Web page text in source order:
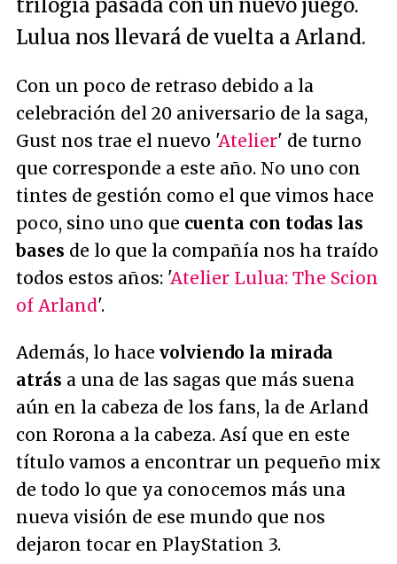
trilogía pasada con un nuevo juego.
Lulua nos llevará de vuelta a Arland.
Con un poco de retraso debido a la
celebración del 20 aniversario de la saga,
Gust nos trae el nuevo 'Atelier' de turno
que corresponde a este año. No uno con
tintes de gestión como el que vimos hace
poco, sino uno que cuenta con todas las
bases de lo que la compañía nos ha traído
todos estos años: 'Atelier Lulua: The Scion
of Arland'.
Además, lo hace volviendo la mirada
atrás a una de las sagas que más suena
aún en la cabeza de los fans, la de Arland
con Rorona a la cabeza. Así que en este
título vamos a encontrar un pequeño mix
de todo lo que ya conocemos más una
nueva visión de ese mundo que nos
dejaron tocar en PlayStation 3.